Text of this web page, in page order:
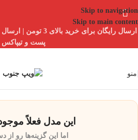
Skip to navigation
Skip to main content
ارسال رایگان برای
پست و تیپاکس
منو
این مدل فعلاً
اما این گزینه‌ها رو از